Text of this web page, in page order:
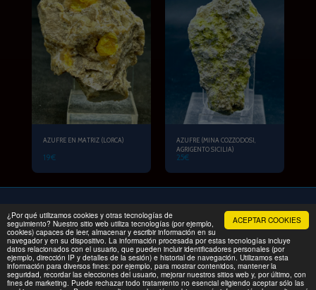
ACEPTAR COOKIES
¿Por qué utilizamos cookies y otras tecnologías de
seguimiento? Nuestro sitio web utiliza tecnologías (por ejemplo,
cookies) capaces de leer, almacenar y escribir información en su
navegador y en su dispositivo. La información procesada por estas tecnologías incluye
datos relacionados con el usuario, que pueden incluir identificadores personales (por
ejemplo, dirección IP y detalles de la sesión) e historial de navegación. Utilizamos esta
información para diversos fines: por ejemplo, para mostrar contenidos, mantener la
seguridad, recordar las elecciones del usuario, mejorar nuestros sitios web y, por último, con
fines de marketing. Puede rechazar todo tratamiento no esencial eligiendo aceptar sólo las
AZUFRE EN MATRIZ (LORCA)
19€
AZUFRE (MINA COZZODOSI,
AGRIGENTO SICILIA)
25€
INICIO PRODUCTOS EXCURSION FAMILIAR Más
Copyright © 2026 Todos los derechos reservados - MINERALPRIX
Términos|Privacidad